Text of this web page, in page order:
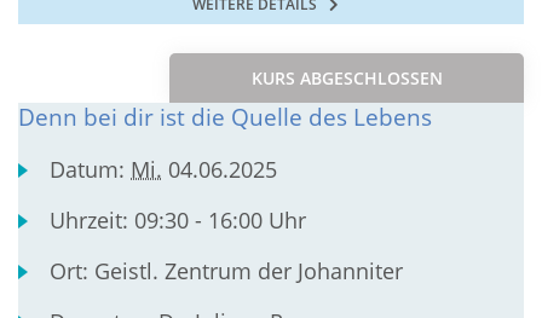
WEITERE DETAILS
KURS ABGESCHLOSSEN
Denn bei dir ist die Quelle des Lebens
Datum: Mi. 04.06.2025
Uhrzeit: 09:30 - 16:00 Uhr
Ort: Geistl. Zentrum der Johanniter